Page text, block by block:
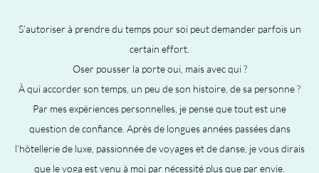
S’autoriser à prendre du temps pour soi peut demander parfois un
certain effort.
Oser pousser la porte oui, mais avec qui ?
À qui accorder son temps, un peu de son histoire, de sa personne ?
Par mes expériences personnelles, je pense que tout est une
question de confiance. Après de longues années passées dans
l’hôtellerie de luxe, passionnée de voyages et de danse, je vous dirais
que le yoga est venu à moi par nécessité plus que par envie.